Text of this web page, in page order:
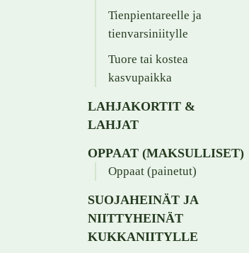
Tienpientareelle ja
tienvarsiniitylle
Tuore tai kostea
kasvupaikka
LAHJAKORTIT &
LAHJAT
OPPAAT (MAKSULLISET)
Oppaat (painetut)
SUOJAHEINÄT JA
NIITTYHEINÄT
KUKKANIITYLLE